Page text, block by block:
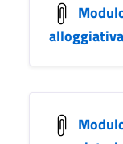
alloggiativa